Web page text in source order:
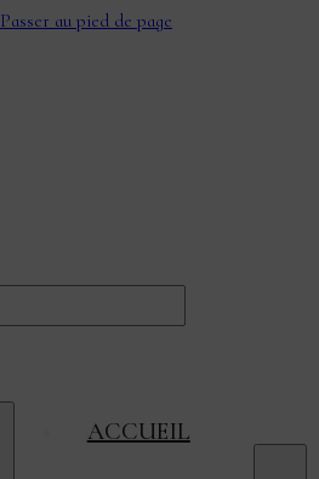
Passer au pied de page
ACCUEIL